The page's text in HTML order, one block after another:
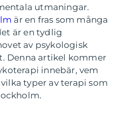
utmaningar.
är en fras som många
är en tydlig
av psykologisk
Denna artikel kommer
innebär, vem
typer av terapi som